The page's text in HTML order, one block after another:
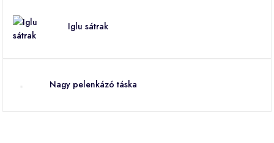
Iglu sátrak
Nagy pelenkázó táska